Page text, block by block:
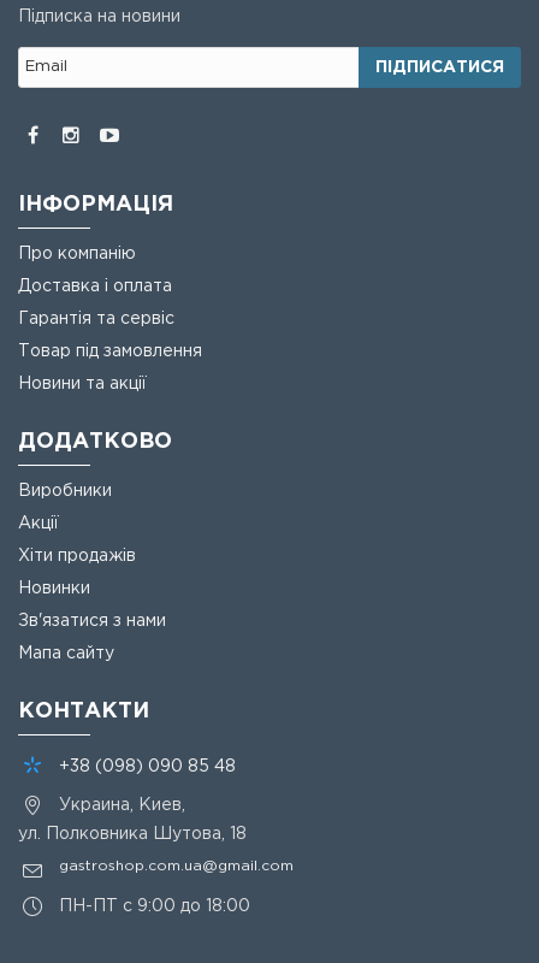
Підписка на новини
ПІДПИСАТИСЯ
ІНФОРМАЦІЯ
Про компанію
Доставка і оплата
Гарантія та сервіс
Товар під замовлення
Новини та акції
ДОДАТКОВО
Виробники
Акції
Хіти продажів
Новинки
Зв'язатися з нами
Мапа сайту
КОНТАКТИ
+38 (098) 090 85 48
Украина, Киев,
ул. Полковника Шутова, 18
gastroshop.com.ua@gmail.com
ПН-ПТ с 9:00 до 18:00